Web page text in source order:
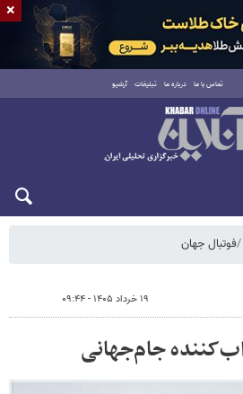
تماس با ما درباره ما تبلیغات آرشیو
فوتبال جهان
۱۹ خرداد ۱۴۰۵ - ۰۹:۴۴
جام‌جهانی
×